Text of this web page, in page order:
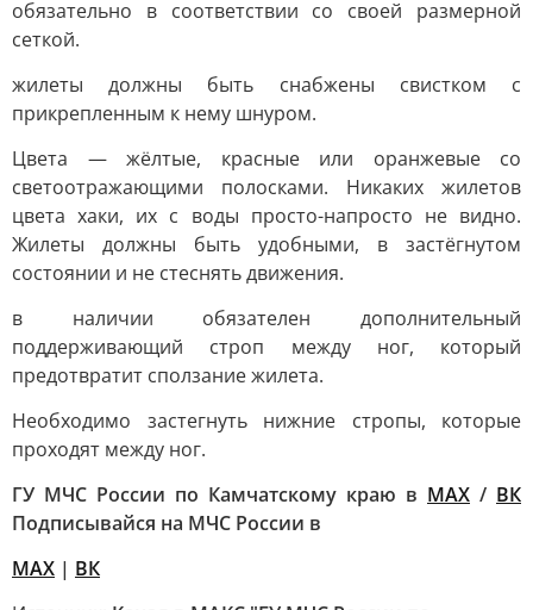
обязательно в соответствии со своей размерной
сеткой.
жилеты должны быть снабжены свистком с
прикрепленным к нему шнуром.
Цвета — жёлтые, красные или оранжевые со
светоотражающими полосками. Никаких жилетов
цвета хаки, их с воды просто-напросто не видно.
Жилеты должны быть удобными, в застёгнутом
состоянии и не стеснять движения.
в наличии обязателен дополнительный
поддерживающий строп между ног, который
предотвратит сползание жилета.
Необходимо застегнуть нижние стропы, которые
проходят между ног.
ГУ МЧС России по Камчатскому краю в МАХ / ВК
Подписывайся на МЧС России в
MAX | ВК